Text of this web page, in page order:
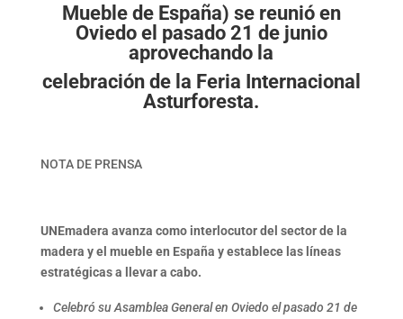
Mueble de España) se reunió en
Oviedo el pasado 21 de junio
aprovechando la
celebración de la Feria Internacional
Asturforesta.
NOTA DE PRENSA
UNEmadera avanza como interlocutor del sector de la
madera y el mueble en España y establece las líneas
estratégicas a llevar a cabo.
Celebró su Asamblea General en Oviedo el pasado 21 de